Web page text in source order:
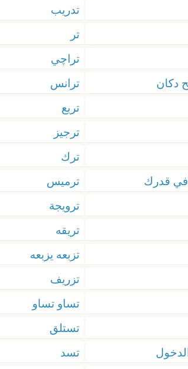
تدريب
تر
تراچي
دكان ترانس
تربع
ترجيز
ترك
قدرك ترميس
ترويجة
تريقه
تزبعه يزبعه
تزريف
تساو تساو
تستلق
تسد